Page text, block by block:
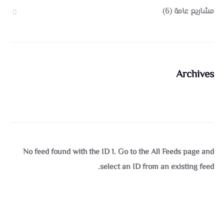
مشاريع عامة (6)
Archives
No feed found with the ID 1. Go to theAll Feeds pageand
select an ID from an existing feed.